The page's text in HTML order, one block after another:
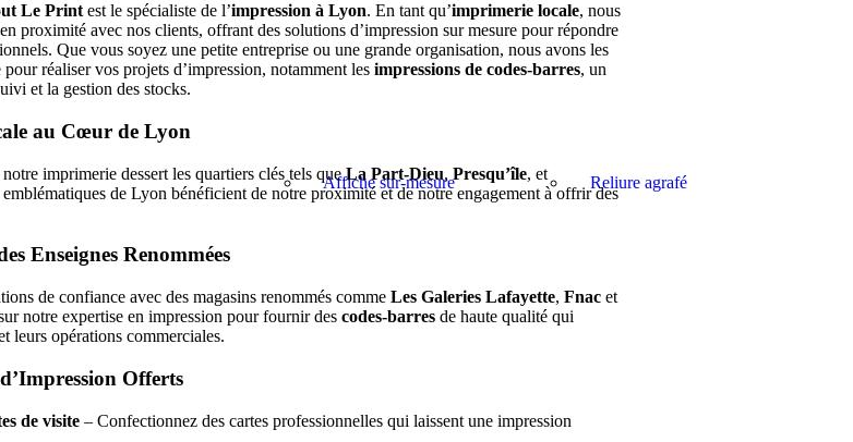
Affiche sur-mesure Reliure agrafé
Le Printest le spécialiste de l’impression à Lyon. En tant qu’imprimerie locale, nous
proximité avec nos clients, offrant des solutions d’impression sur mesure pour répondre
Que vous soyez une petite entreprise ou une grande organisation, nous avons les
pour réaliser vos projets d’impression, notamment les impressions de codes-barres, un
et la gestion des stocks.
au Cœur de Lyon
imprimerie dessert les quartiers clés tels queLa Part-Dieu, Presqu’île, et
emblématiques de Lyon bénéficient de notre proximité et de notre engagement à offrir des
Enseignes Renommées
de confiance avec des magasins renommés comme Les Galeries Lafayette, Fnacet
notre expertise en impression pour fournir des codes-barresde haute qualité qui
leurs opérations commerciales.
Offerts
de visite– Confectionnez des cartes professionnelles qui laissent une impression